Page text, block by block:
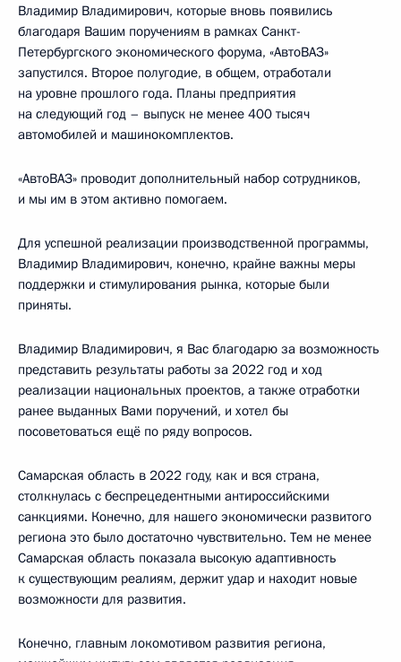
Владимир Владимирович, которые вновь появились
благодаря Вашим поручениям в рамках Санкт-
Петербургского экономического форума, «АвтоВАЗ»
запустился. Второе полугодие, в общем, отработали
на уровне прошлого года. Планы предприятия
на следующий год – выпуск не менее 400 тысяч
автомобилей и машинокомплектов.
«АвтоВАЗ» проводит дополнительный набор сотрудников,
и мы им в этом активно помогаем.
Для успешной реализации производственной программы,
Владимир Владимирович, конечно, крайне важны меры
поддержки и стимулирования рынка, которые были
приняты.
Владимир Владимирович, я Вас благодарю за возможность
представить результаты работы за 2022 год и ход
реализации национальных проектов, а также отработки
ранее выданных Вами поручений, и хотел бы
посоветоваться ещё по ряду вопросов.
Самарская область в 2022 году, как и вся страна,
столкнулась с беспрецедентными антироссийскими
санкциями. Конечно, для нашего экономически развитого
региона это было достаточно чувствительно. Тем не менее
Самарская область показала высокую адаптивность
к существующим реалиям, держит удар и находит новые
возможности для развития.
Конечно, главным локомотивом развития региона,